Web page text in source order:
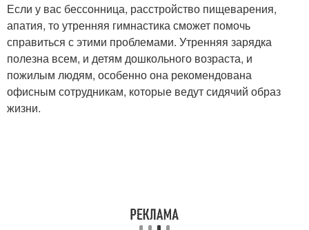
Если у вас бессонница, расстройство пищеварения,
апатия, то утренняя гимнастика сможет помочь
справиться с этими проблемами. Утренняя зарядка
полезна всем, и детям дошкольного возраста, и
пожилым людям, особенно она рекомендована
офисным сотрудникам, которые ведут сидячий образ
жизни.